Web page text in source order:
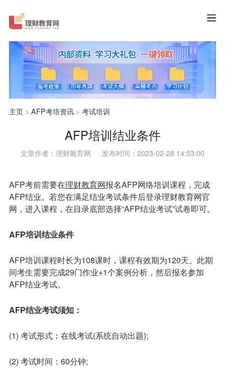
主页> AFP考培资讯> 考试培训
AFP培训结业条件
文章作者：理财教育网 发布时间：2023-02-28 14:53:00
AFP考前需要在理财教育网报名AFP网络培训课程，完成
AFP结业。若您在满足结业考试条件后登录理财教育网官
网，进入课程，在目录底部选择“AFP结业考试”试卷即可。
AFP培训结业条件
AFP培训课程时长为108课时，课程有效期为120天。此期
间考生需要完成29门作业+1个案例分析，然后报名参加
AFP结业考试。
AFP结业考试须知：
(1) 考试形式：在线考试(系统自动出题);
(2) 考试时间：60分钟;